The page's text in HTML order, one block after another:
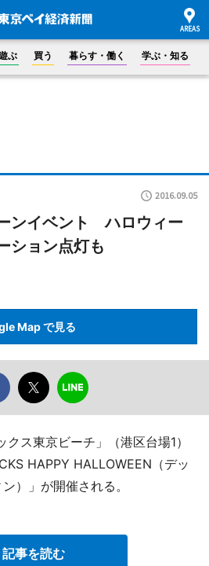
ぶ 買う 暮らす・働く 学ぶ・知る
2016.09.05
ンイベント ハロウィー
ション点灯も
Map で見る
ス東京ビーチ」（港区台場1）
HAPPY HALLOWEEN（デッ
）」が開催される。
記事を読む